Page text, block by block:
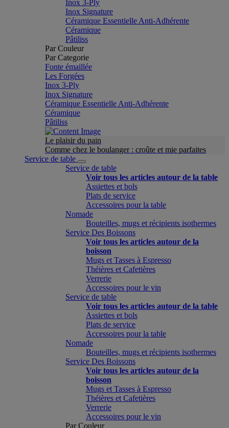
Inox 3-Ply
Inox Signature
Céramique Essentielle Anti-Adhérente
Céramique
Pâtiliss
Par Couleur
Par Categorie
Fonte émaillée
Les Forgées
Inox 3-Ply
Inox Signature
Céramique Essentielle Anti-Adhérente
Céramique
Pâtiliss
Le plaisir du pain
Comme chez le boulanger : croûte et mie parfaites
Service de table
Service de table
Voir tous les articles autour de la table
Assiettes et bols
Plats de service
Accessoires pour la table
Nomade
Bouteilles, mugs et récipients isothermes
Service Des Boissons
Voir tous les articles autour de la
boisson
Mugs et Tasses à Espresso
Théières et Cafetières
Verrerie
Accessoires pour le vin
Service de table
Voir tous les articles autour de la table
Assiettes et bols
Plats de service
Accessoires pour la table
Nomade
Bouteilles, mugs et récipients isothermes
Service Des Boissons
Voir tous les articles autour de la
boisson
Mugs et Tasses à Espresso
Théières et Cafetières
Verrerie
Accessoires pour le vin
Par Couleur